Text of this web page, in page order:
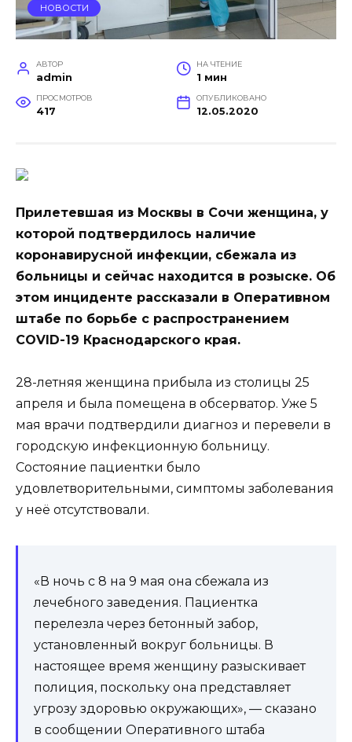
НОВОСТИ
АВТОР
admin
НА ЧТЕНИЕ
1 мин
ПРОСМОТРОВ
417
ОПУБЛИКОВАНО
12.05.2020
Прилетевшая из Москвы в Сочи женщина, у
которой подтвердилось наличие
коронавирусной инфекции, сбежала из
больницы и сейчас находится в розыске. Об
этом инциденте рассказали в Оперативном
штабе по борьбе с распространением
COVID-19 Краснодарского края.
28-летняя женщина прибыла из столицы 25
апреля и была помещена в обсерватор. Уже 5
мая врачи подтвердили диагноз и перевели в
городскую инфекционную больницу.
Состояние пациентки было
удовлетворительными, симптомы заболевания
у неё отсутствовали.
«В ночь с 8 на 9 мая она сбежала из
лечебного заведения. Пациентка
перелезла через бетонный забор,
установленный вокруг больницы. В
настоящее время женщину разыскивает
полиция, поскольку она представляет
угрозу здоровью окружающих», — сказано
в сообщении Оперативного штаба